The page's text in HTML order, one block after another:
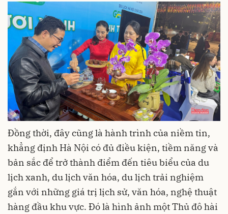
Đồng thời, đây cũng là hành trình của niềm tin,
khẳng định Hà Nội có đủ điều kiện, tiềm năng và
bản sắc để trở thành điểm đến tiêu biểu của du
lịch xanh, du lịch văn hóa, du lịch trải nghiệm
gắn với những giá trị lịch sử, văn hóa, nghệ thuật
hàng đầu khu vực. Đó là hình ảnh một Thủ đô hài